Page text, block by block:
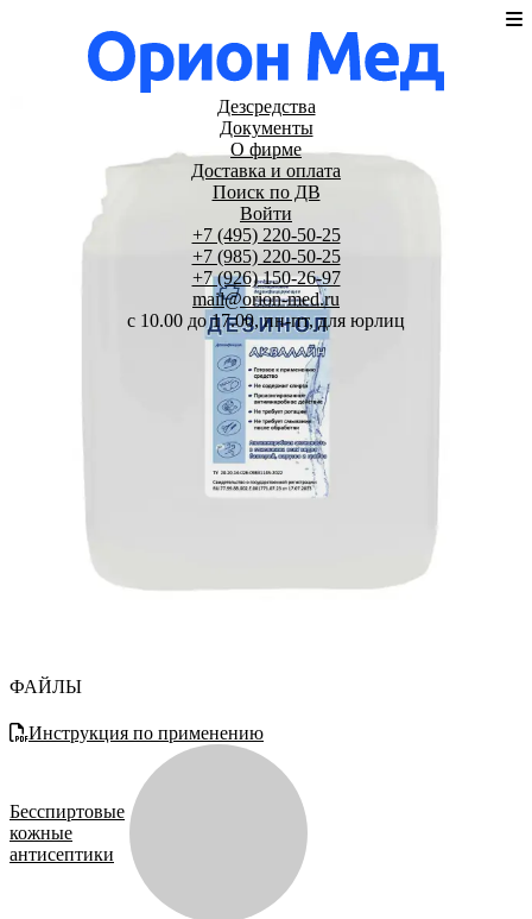
Дезсредства
Документы
О фирме
Доставка и оплата
Поиск по ДВ
Войти
+7 (495) 220-50-25
+7 (985) 220-50-25
+7 (926) 150-26-97
mail@orion-med.ru
c 10.00 до 17.00, пн-пт, для юрлиц
ФАЙЛЫ
Инструкция по применению
Бесспиртовые
кожные
антисептики